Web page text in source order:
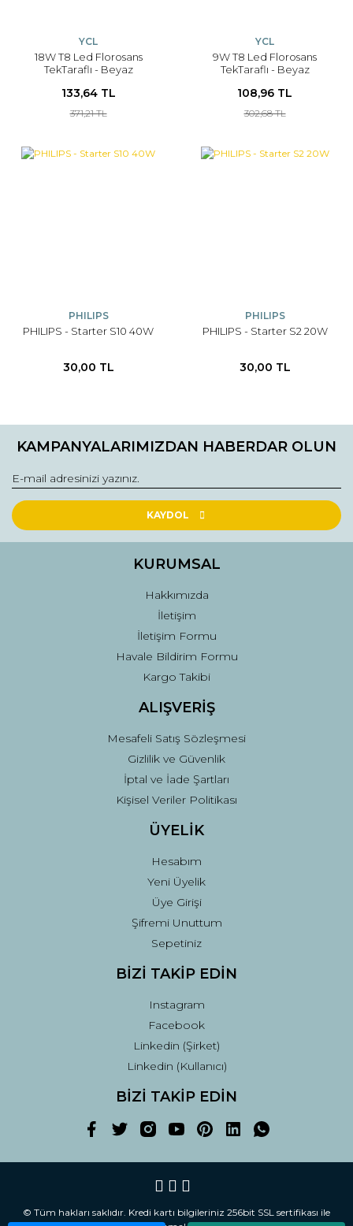
YCL
18W T8 Led Florosans
TekTaraflı - Beyaz
133,64 TL
371,21 TL
YCL
9W T8 Led Florosans
TekTaraflı - Beyaz
108,96 TL
302,68 TL
PHILIPS
PHILIPS - Starter S10 40W
30,00 TL
PHILIPS
PHILIPS - Starter S2 20W
30,00 TL
KAMPANYALARIMIZDAN HABERDAR OLUN
KAYDOL
KURUMSAL
Hakkımızda
İletişim
İletişim Formu
Havale Bildirim Formu
Kargo Takibi
ALIŞVERİŞ
Mesafeli Satış Sözleşmesi
Gizlilik ve Güvenlik
İptal ve İade Şartları
Kişisel Veriler Politikası
ÜYELİK
Hesabım
Yeni Üyelik
Üye Girişi
Şifremi Unuttum
Sepetiniz
BİZİ TAKİP EDİN
Instagram
Facebook
Linkedin (Şirket)
Linkedin (Kullanıcı)
BİZİ TAKİP EDİN
© Tüm hakları saklıdır. Kredi kartı bilgileriniz 256bit SSL sertifikası ile